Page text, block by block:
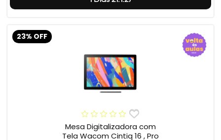
23% OFF
Mesa Digitalizadora com
Tela Wacom Cintiq 16 , Pro